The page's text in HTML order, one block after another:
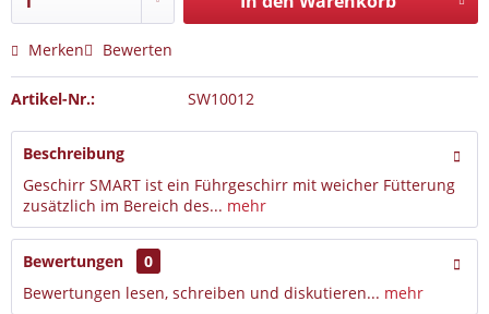
Merken Bewerten
Artikel-Nr.: SW10012
Beschreibung
Geschirr SMART ist ein Führgeschirr mit weicher Fütterung
zusätzlich im Bereich des... mehr
Bewertungen
0
Bewertungen lesen, schreiben und diskutieren... mehr